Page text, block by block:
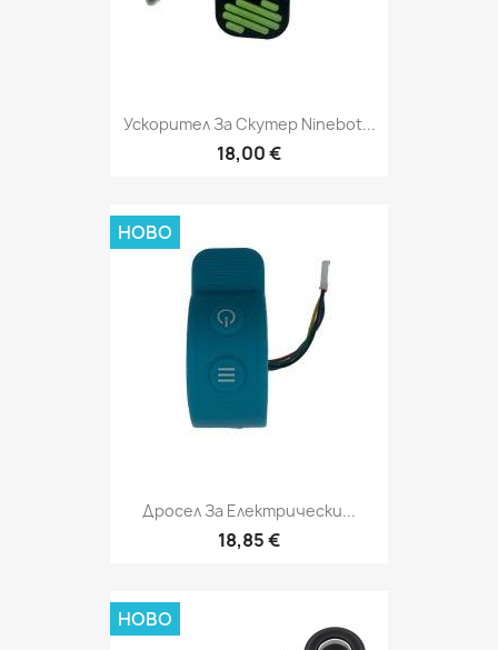
Ускорител За Скутер Ninebot...
18,00 €
Дросел За Електрически...
18,85 €
НОВО
НОВО